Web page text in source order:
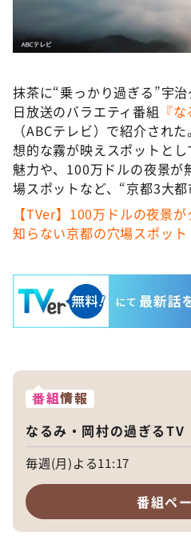
抹茶に“乗っかり過ぎる”宇
日放送のバラエティ番組 『
（ABCテレビ）で紹介され
想的な霧が映えスポットと
魅力や、100万ドルの夜景が
場スポットなど、“京都3大都
【TVer】100万ドルの夜景
知らない京都の穴場スポット
番組情報
なるみ・岡村の過ぎるTV
毎週(月)よる11:17
番組ペ